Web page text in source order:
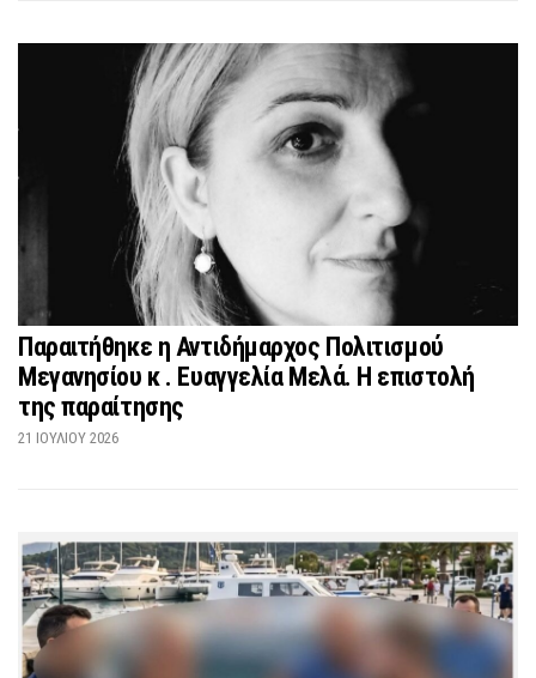
Παραιτήθηκε η Αντιδήμαρχος Πολιτισμού
Μεγανησίου κ . Ευαγγελία Μελά. Η επιστολή
της παραίτησης
21 ΙΟΥΛΊΟΥ 2026